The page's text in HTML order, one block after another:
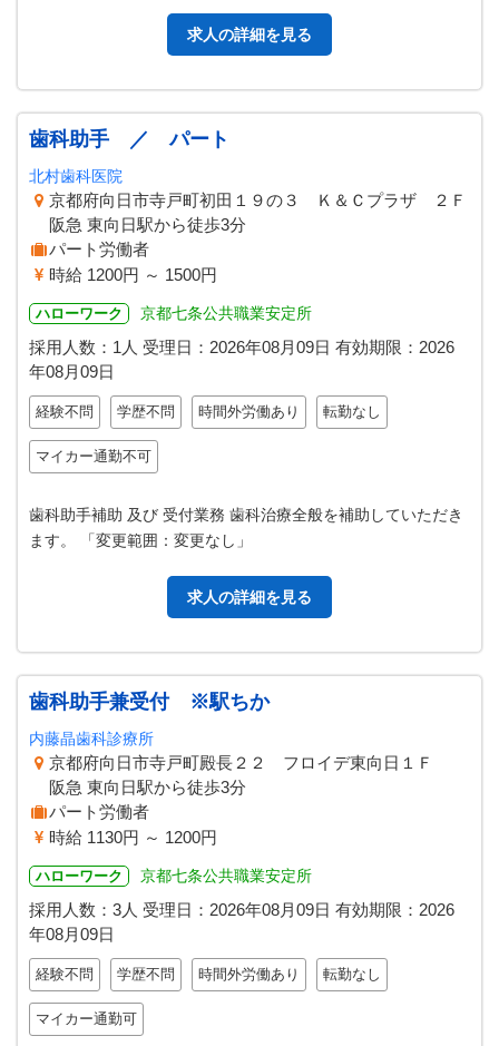
求人の詳細を見る
歯科助手 ／ パート
北村歯科医院
京都府向日市寺戸町初田１９の３ Ｋ＆Ｃプラザ ２Ｆ
阪急 東向日駅から徒歩3分
パート労働者
時給 1200円 ～ 1500円
ハローワーク 京都七条公共職業安定所
採用人数：1人 受理日： 2026年08月09日 有効期限： 2026
年08月09日
経験不問 学歴不問 時間外労働あり 転勤なし
マイカー通勤不可
歯科助手補助 及び 受付業務 歯科治療全般を補助していただき
ます。 「変更範囲：変更なし」
求人の詳細を見る
歯科助手兼受付 ※駅ちか
内藤晶歯科診療所
京都府向日市寺戸町殿長２２ フロイデ東向日１Ｆ
阪急 東向日駅から徒歩3分
パート労働者
時給 1130円 ～ 1200円
ハローワーク 京都七条公共職業安定所
採用人数：3人 受理日： 2026年08月09日 有効期限： 2026
年08月09日
経験不問 学歴不問 時間外労働あり 転勤なし
マイカー通勤可